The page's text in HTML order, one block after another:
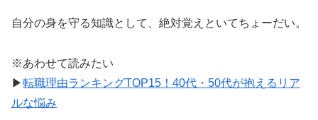
自分の身を守る知識として、絶対覚えといてちょーだい。
※あわせて読みたい
▶転職理由ランキングTOP15！40代・50代が抱えるリア
ルな悩み